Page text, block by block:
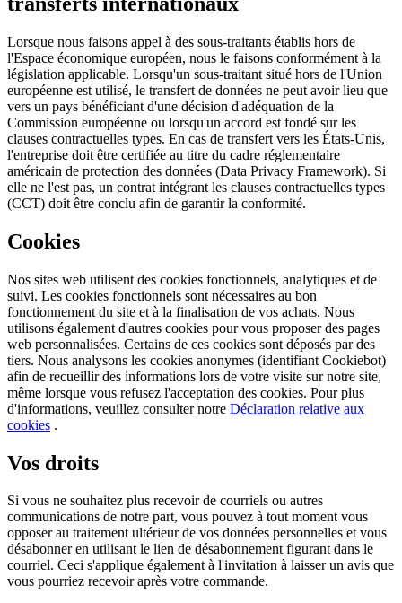
Lorsque nous faisons appel à des sous-traitants établis hors de
l'Espace économique européen, nous le faisons conformément à la
législation applicable. Lorsqu'un sous-traitant situé hors de l'Union
européenne est utilisé, le transfert de données ne peut avoir lieu que
vers un pays bénéficiant d'une décision d'adéquation de la
Commission européenne ou lorsqu'un accord est fondé sur les
clauses contractuelles types. En cas de transfert vers les États-Unis,
l'entreprise doit être certifiée au titre du cadre réglementaire
américain de protection des données (Data Privacy Framework). Si
elle ne l'est pas, un contrat intégrant les clauses contractuelles types
(CCT) doit être conclu afin de garantir la conformité.
Cookies
Nos sites web utilisent des cookies fonctionnels, analytiques et de
suivi. Les cookies fonctionnels sont nécessaires au bon
fonctionnement du site et à la finalisation de vos achats. Nous
utilisons également d'autres cookies pour vous proposer des pages
web personnalisées. Certains de ces cookies sont déposés par des
tiers. Nous analysons les cookies anonymes (identifiant Cookiebot)
afin de recueillir des informations lors de votre visite sur notre site,
même lorsque vous refusez l'acceptation des cookies. Pour plus
d'informations, veuillez consulter notre Déclaration relative aux
cookies .
Vos droits
Si vous ne souhaitez plus recevoir de courriels ou autres
communications de notre part, vous pouvez à tout moment vous
opposer au traitement ultérieur de vos données personnelles et vous
désabonner en utilisant le lien de désabonnement figurant dans le
courriel. Ceci s'applique également à l'invitation à laisser un avis que
vous pourriez recevoir après votre commande.